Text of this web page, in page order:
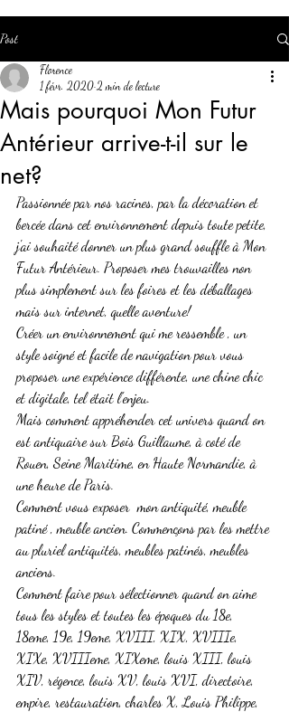
Post
Mais pourquoi Mon Futur
Antérieur arrive-t-il sur le
net?
Florence
1 févr. 2020 2 min de lecture
Passionnée par nos racines, par la décoration et
bercée dans cet environnement depuis toute petite,
j'ai souhaité donner un plus grand souffle à Mon
Futur Antérieur. Proposer mes trouvailles non
plus simplement sur les foires et les déballages
mais sur internet, quelle aventure!
Créer un environnement qui me ressemble , un
style soigné et facile de navigation pour vous
proposer une expérience différente, une chine chic
et digitale, tel était l'enjeu.
Mais comment appréhender cet univers quand on
est antiquaire sur Bois Guillaume, à coté de
Rouen, Seine Maritime, en Haute Normandie, à
une heure de Paris.
Comment vous exposer  mon antiquité, meuble
patiné , meuble ancien. Commençons par les mettre
au pluriel antiquités, meubles patinés, meubles
anciens.
Comment faire pour sélectionner quand on aime
tous les styles et toutes les époques du 18e,
18eme, 19e, 19eme, XVIII, XIX, XVIIIe,
XIXe, XVIIIeme, XIXeme, louis XIII, louis
XIV, régence, louis XV, louis XVI, directoire,
empire, restauration, charles X, Louis Philippe,